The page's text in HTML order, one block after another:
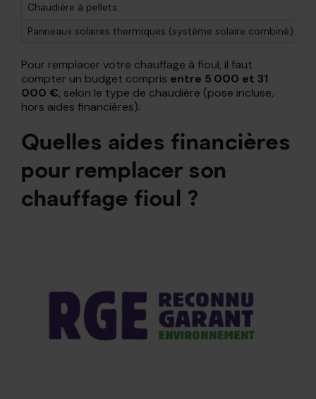
Chaudière à pellets
Panneaux solaires thermiques (système solaire combiné)
Pour remplacer votre chauffage à fioul, il faut
compter un budget compris entre 5 000 et 31
000 €, selon le type de chaudière (pose incluse,
hors aides financières).
Quelles aides financières
pour remplacer son
chauffage fioul ?